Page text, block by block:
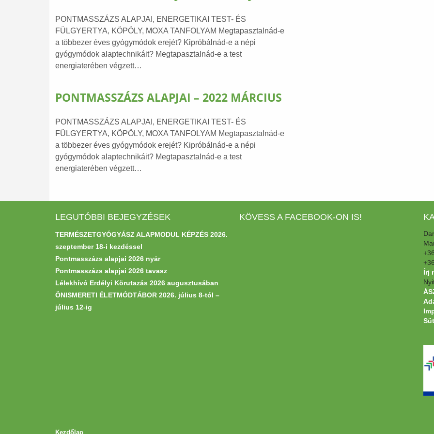
PONTMASSZÁZS ALAPJAI, ENERGETIKAI TEST- ÉS
FÜLGYERTYA, KÖPÖLY, MOXA TANFOLYAM Megtapasztalnád-e
a többezer éves gyógymódok erejét? Kipróbálnád-e a népi
gyógymódok alaptechnikáit? Megtapasztalnád-e a test
energiaterében végzett…
PONTMASSZÁZS ALAPJAI – 2022 MÁRCIUS
PONTMASSZÁZS ALAPJAI, ENERGETIKAI TEST- ÉS
FÜLGYERTYA, KÖPÖLY, MOXA TANFOLYAM Megtapasztalnád-e
a többezer éves gyógymódok erejét? Kipróbálnád-e a népi
gyógymódok alaptechnikáit? Megtapasztalnád-e a test
energiaterében végzett…
LEGUTÓBBI BEJEGYZÉSEK
TERMÉSZETGYÓGYÁSZ ALAPMODUL KÉPZÉS 2026.
szeptember 18-i kezdéssel
Pontmasszázs alapjai 2026 nyár
Pontmasszázs alapjai 2026 tavasz
Lélekhívó Erdélyi Körutazás 2026 augusztusában
ÖNISMERETI ÉLETMÓDTÁBOR 2026. július 8-tól –
július 12-ig
KÖVESS A FACEBOOK-ON IS!
Írj
Kezdőlap